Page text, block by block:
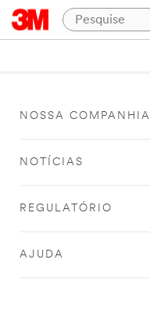
NOSSA COMPANHIA
NOTÍCIAS
REGULATÓRIO
AJUDA